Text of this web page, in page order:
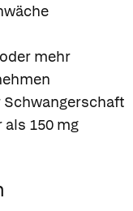
mehr
Schwangerschaft
150 mg